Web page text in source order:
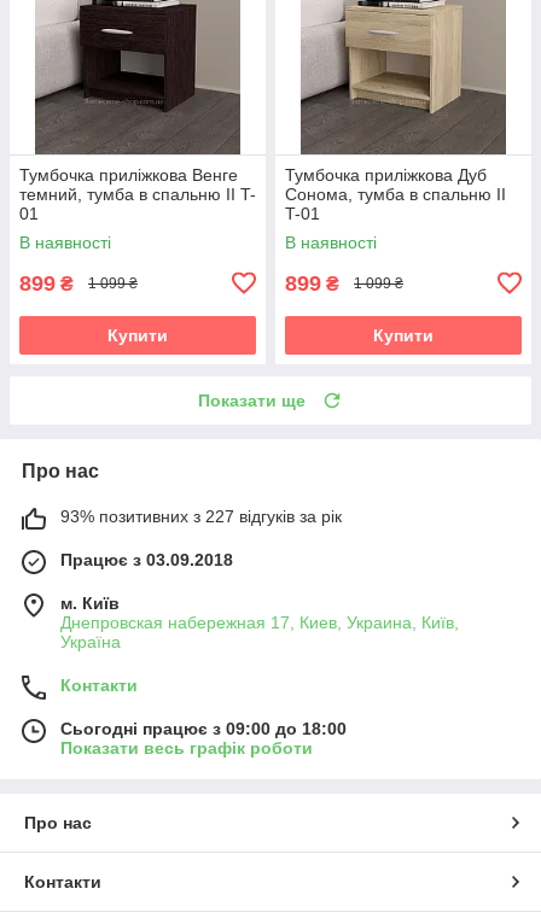
Тумбочка приліжкова Венге
темний, тумба в спальню II T-
01
В наявності
899 ₴ 1 099 ₴
Купити
Тумбочка приліжкова Дуб
Сонома, тумба в спальню II
T-01
В наявності
899 ₴ 1 099 ₴
Купити
Показати ще
Про нас
93% позитивних з 227 відгуків за рік
Працює з 03.09.2018
м. Київ
Днепровская набережная 17, Киев, Украина, Київ,
Україна
Контакти
Сьогодні працює з 09:00 до 18:00
Показати весь графік роботи
Про нас
Контакти